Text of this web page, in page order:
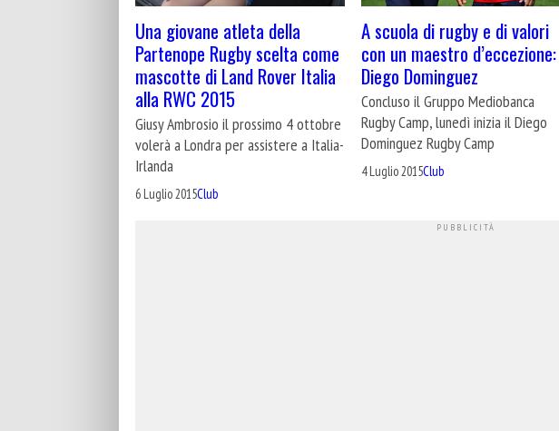
Una giovane atleta della
Partenope Rugby scelta come
mascotte di Land Rover Italia
alla RWC 2015
Giusy Ambrosio il prossimo 4 ottobre
volerà a Londra per assistere a Italia-
Irlanda
6 Luglio 2015Club
A scuola di rugby e di valori
con un maestro d’eccezione:
Diego Dominguez
Concluso il Gruppo Mediobanca
Rugby Camp, lunedì inizia il Diego
Dominguez Rugby Camp
4 Luglio 2015Club